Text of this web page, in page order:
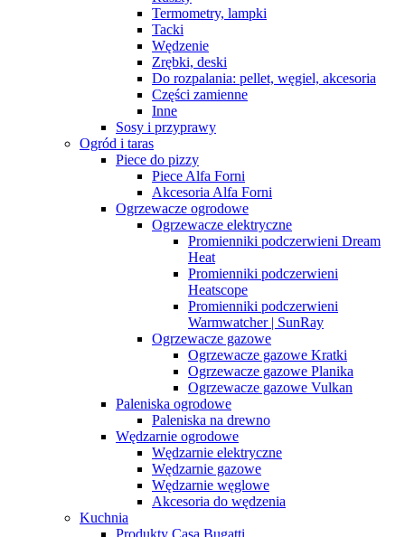
Termometry, lampki
Tacki
Wędzenie
Zrębki, deski
Do rozpalania: pellet, węgiel, akcesoria
Części zamienne
Inne
Sosy i przyprawy
Ogród i taras
Piece do pizzy
Piece Alfa Forni
Akcesoria Alfa Forni
Ogrzewacze ogrodowe
Ogrzewacze elektryczne
Promienniki podczerwieni Dream
Heat
Promienniki podczerwieni
Heatscope
Promienniki podczerwieni
Warmwatcher | SunRay
Ogrzewacze gazowe
Ogrzewacze gazowe Kratki
Ogrzewacze gazowe Planika
Ogrzewacze gazowe Vulkan
Paleniska ogrodowe
Paleniska na drewno
Wędzarnie ogrodowe
Wędzarnie elektryczne
Wędzarnie gazowe
Wędzarnie węglowe
Akcesoria do wędzenia
Kuchnia
Produkty Casa Bugatti